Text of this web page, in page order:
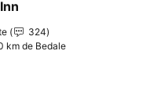
aos favoritos
324
km de Bedale